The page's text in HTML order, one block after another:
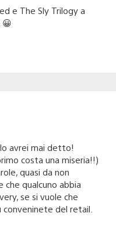
e The Sly Trilogy a
😀
avrei mai detto!
costa una miseria!!)
quasi da non
che qualcuno abbia
se si vuole che
conveninete del retail.